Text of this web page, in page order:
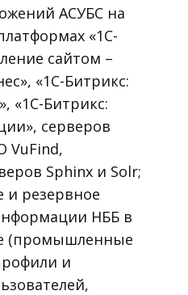
АСУБС на
«1С-
сайтом –
«1С-Битрикс:
«1С-Битрикс:
серверов
VuFind,
Sphinx и Solr;
и резервное
НББ в
(промышленные
и